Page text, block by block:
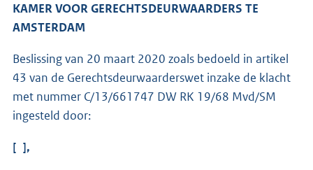
KAMER VOOR GERECHTSDEURWAARDERS TE
AMSTERDAM
Beslissing van 20 maart 2020 zoals bedoeld in artikel
43 van de Gerechtsdeurwaarderswet inzake de klacht
met nummer C/13/661747 DW RK 19/68 Mvd/SM
ingesteld door:
[ ],